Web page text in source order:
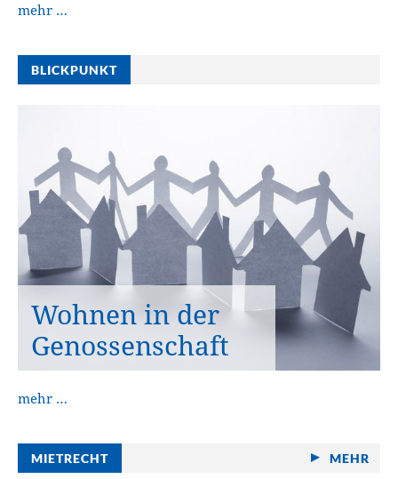
mehr …
BLICKPUNKT
Wohnen in der
Genossenschaft
mehr …
MIETRECHT MEHR